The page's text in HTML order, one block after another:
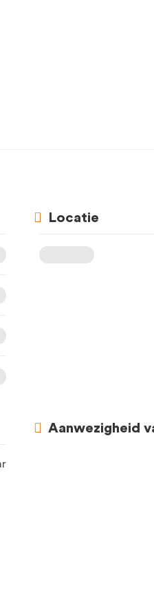
Locatie
Aanwezigheid